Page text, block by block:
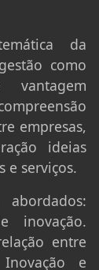
da
como
vantagem
empresas,
ideias
e serviços.
inovação.
entre
e